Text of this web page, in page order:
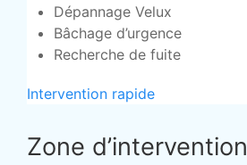
Dépannage Velux
Bâchage d’urgence
Recherche de fuite
Intervention rapide
Zone d’intervention